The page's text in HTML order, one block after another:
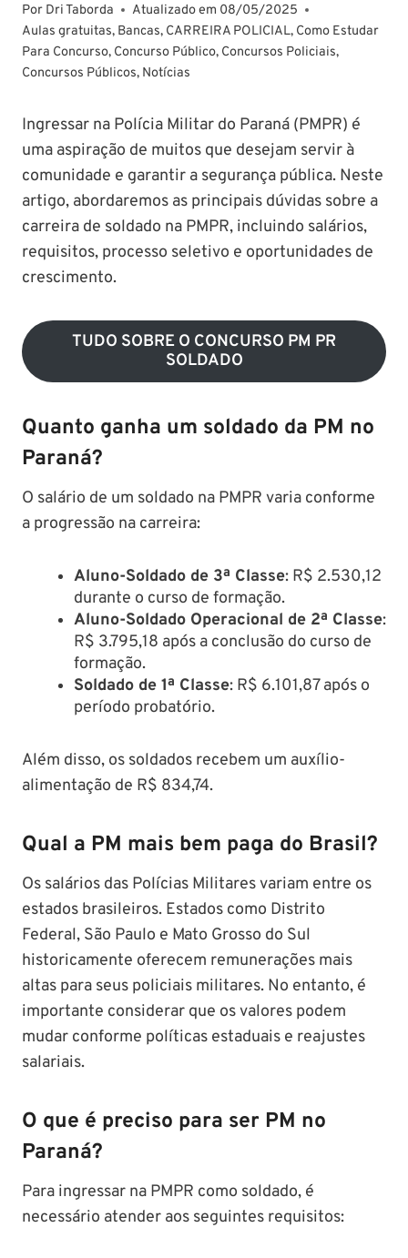
Por Dri Taborda Atualizado em 08/05/2025
Aulas gratuitas, Bancas, CARREIRA POLICIAL, Como Estudar
Para Concurso, Concurso Público, Concursos Policiais,
Concursos Públicos, Notícias
Ingressar na Polícia Militar do Paraná (PMPR) é
uma aspiração de muitos que desejam servir à
comunidade e garantir a segurança pública. Neste
artigo, abordaremos as principais dúvidas sobre a
carreira de soldado na PMPR, incluindo salários,
requisitos, processo seletivo e oportunidades de
crescimento.​
TUDO SOBRE O CONCURSO PM PR
SOLDADO
Quanto ganha um soldado da PM no
Paraná?
O salário de um soldado na PMPR varia conforme
a progressão na carreira:​
Aluno-Soldado de 3ª Classe: R$ 2.530,12
durante o curso de formação.​
Aluno-Soldado Operacional de 2ª Classe:
R$ 3.795,18 após a conclusão do curso de
formação.​
Soldado de 1ª Classe: R$ 6.101,87 após o
período probatório.
Além disso, os soldados recebem um auxílio-
alimentação de R$ 834,74.
Qual a PM mais bem paga do Brasil?
Os salários das Polícias Militares variam entre os
estados brasileiros. Estados como Distrito
Federal, São Paulo e Mato Grosso do Sul
historicamente oferecem remunerações mais
altas para seus policiais militares. No entanto, é
importante considerar que os valores podem
mudar conforme políticas estaduais e reajustes
salariais.​
O que é preciso para ser PM no
Paraná?
Para ingressar na PMPR como soldado, é
necessário atender aos seguintes requisitos:​